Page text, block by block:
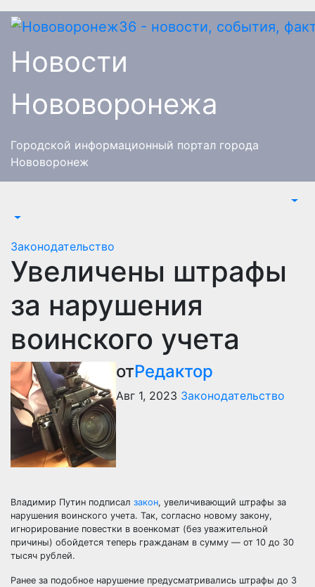
Перейти
Новости
Нововоронежа
Городской информационный портал города
Нововоронеж
Законодательство
Увеличены штрафы
за нарушения
воинского учета
отРедактор
Авг 1, 2023 Законодательство
Владимир Путин подписал закон, увеличивающий штрафы за
нарушения воинского учета. Так, согласно новому закону,
игнорирование повестки в военкомат (без уважительной
причины) обойдется теперь гражданам в сумму — от 10 до 30
тысяч рублей.
Ранее за подобное нарушение предусматривались штрафы до 3